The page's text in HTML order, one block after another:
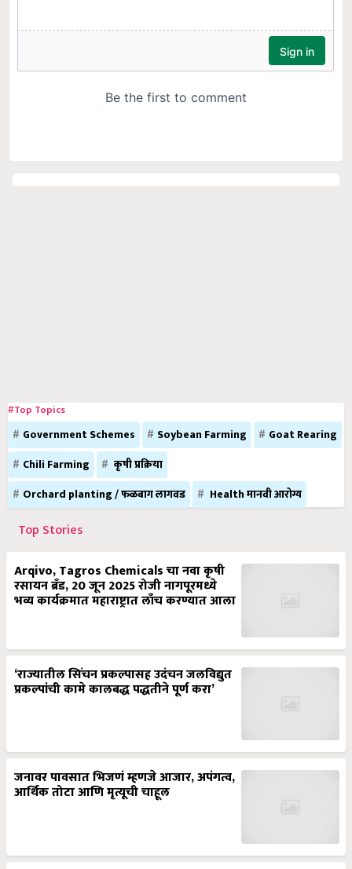
#Top Topics
Government Schemes Soybean Farming
Goat Rearing
Chili Farming
कृषी प्रक्रिया
Orchard planting / फळबाग लागवड
Health मानवी आरोग्य
Top Stories
Arqivo, Tagros Chemicals चा नवा कृषी
रसायन ब्रँड, 20 जून 2025 रोजी नागपूरमध्ये
भव्य कार्यक्रमात महाराष्ट्रात लाँच करण्यात आला
‘राज्यातील सिंचन प्रकल्पासह उदंचन जलविद्युत
प्रकल्पांची कामे कालबद्ध पद्धतीने पूर्ण करा’
जनावर पावसात भिजणं म्हणजे आजार, अपंगत्व,
आर्थिक तोटा आणि मृत्यूची चाहूल